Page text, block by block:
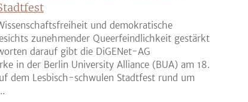
und demokratische
zunehmender Queerfeindlichkeit gestärkt
darauf gibt die DiGENet-AG
in der Berlin University Alliance (BUA) am 18.
dem Lesbisch-schwulen Stadtfest rund um